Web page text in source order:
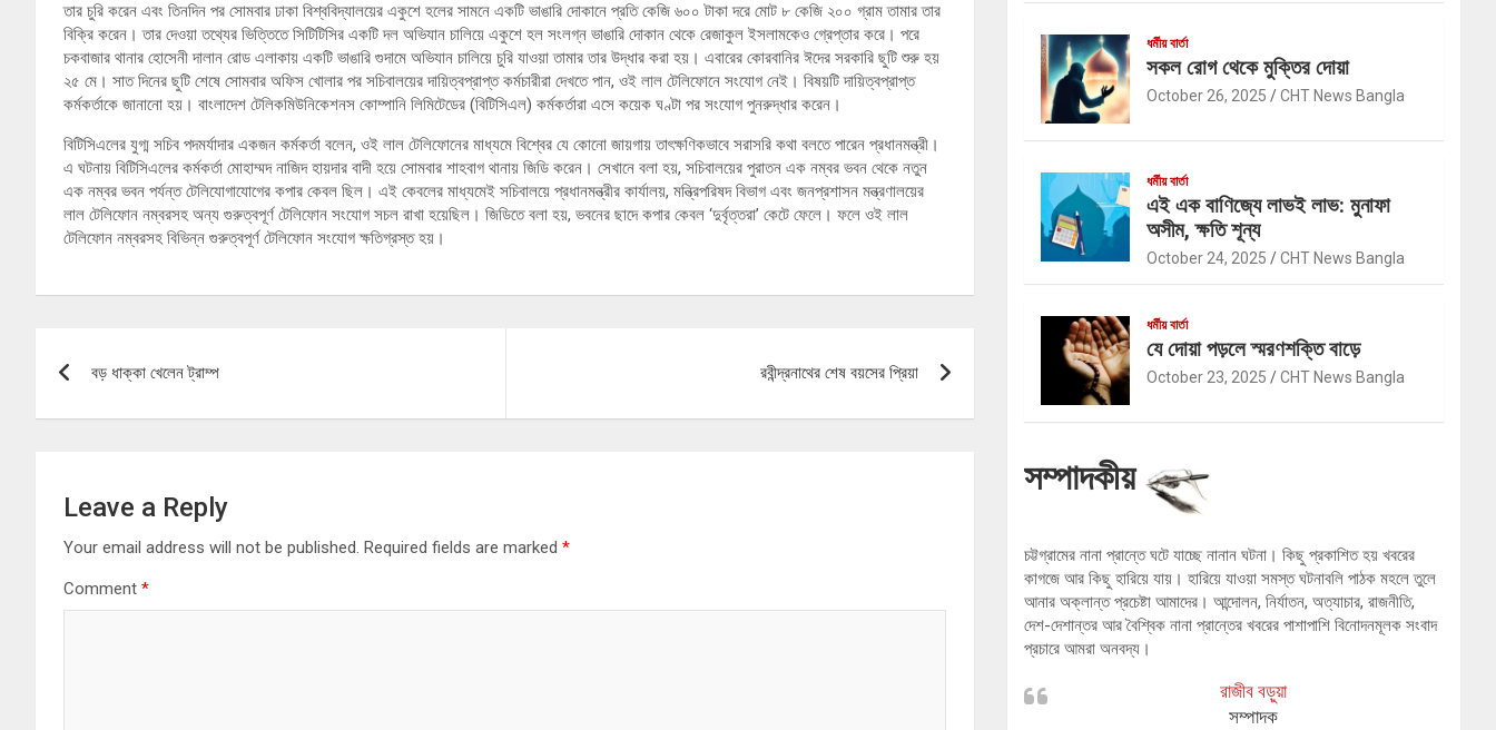
তার চুরি করেন এবং তিনদিন পর সোমবার ঢাকা বিশ্ববিদ্যালয়ের একুশে হলের সামনে একটি ভাঙারি দোকানে প্রতি কেজি ৬০০ টাকা দরে মোট ৮ কেজি ২০০ গ্রাম তামার তার
বিক্রি করেন। তার দেওয়া তথ্যের ভিত্তিতে সিটিটিসির একটি দল অভিযান চালিয়ে একুশে হল সংলগ্ন ভাঙারি দোকান থেকে রেজাকুল ইসলামকেও গ্রেপ্তার করে। পরে
চকবাজার থানার হোসেনী দালান রোড এলাকায় একটি ভাঙারি গুদামে অভিযান চালিয়ে চুরি যাওয়া তামার তার উদ্ধার করা হয়। এবারের কোরবানির ঈদের সরকারি ছুটি শুরু হয়
২৫ মে। সাত দিনের ছুটি শেষে সোমবার অফিস খোলার পর সচিবালয়ের দায়িত্বপ্রাপ্ত কর্মচারীরা দেখতে পান, ওই লাল টেলিফোনে সংযোগ নেই। বিষয়টি দায়িত্বপ্রাপ্ত
কর্মকর্তাকে জানানো হয়। বাংলাদেশ টেলিকমিউনিকেশনস কোম্পানি লিমিটেডের (বিটিসিএল) কর্মকর্তারা এসে কয়েক ঘণ্টা পর সংযোগ পুনরুদ্ধার করেন।
বিটিসিএলের যুগ্ম সচিব পদমর্যাদার একজন কর্মকর্তা বলেন, ওই লাল টেলিফোনের মাধ্যমে বিশ্বের যে কোনো জায়গায় তাৎক্ষণিকভাবে সরাসরি কথা বলতে পারেন প্রধানমন্ত্রী।
এ ঘটনায় বিটিসিএলের কর্মকর্তা মোহাম্মদ নাজিদ হায়দার বাদী হয়ে সোমবার শাহবাগ থানায় জিডি করেন। সেখানে বলা হয়, সচিবালয়ের পুরাতন এক নম্বর ভবন থেকে নতুন
এক নম্বর ভবন পর্যন্ত টেলিযোগাযোগের কপার কেবল ছিল। এই কেবলের মাধ্যমেই সচিবালয়ে প্রধানমন্ত্রীর কার্যালয়, মন্ত্রিপরিষদ বিভাগ এবং জনপ্রশাসন মন্ত্রণালয়ের
লাল টেলিফোন নম্বরসহ অন্য গুরুত্বপূর্ণ টেলিফোন সংযোগ সচল রাখা হয়েছিল। জিডিতে বলা হয়, ভবনের ছাদে কপার কেবল ‘দুর্বৃত্তরা’ কেটে ফেলে। ফলে ওই লাল
টেলিফোন নম্বরসহ বিভিন্ন গুরুত্বপূর্ণ টেলিফোন সংযোগ ক্ষতিগ্রস্ত হয়।
navigation
বড় ধাক্কা খেলেন ট্রাম্প রবীন্দ্রনাথের শেষ বয়সের প্রিয়া
Leave a Reply
Your email address will not be published. Required fields are marked *
Comment *
ধর্মীয় বার্তা
সকল রোগ থেকে মুক্তির দোয়া
October 26, 2025 CHT News Bangla
ধর্মীয় বার্তা
এই এক বাণিজ্যে লাভই লাভ: মুনাফা
অসীম, ক্ষতি শূন্য
October 24, 2025 CHT News Bangla
ধর্মীয় বার্তা
যে দোয়া পড়লে স্মরণশক্তি বাড়ে
October 23, 2025 CHT News Bangla
সম্পাদকীয়
চট্টগ্রামের নানা প্রান্তে ঘটে যাচ্ছে নানান ঘটনা। কিছু প্রকাশিত হয় খবরের
কাগজে আর কিছু হারিয়ে যায়। হারিয়ে যাওয়া সমস্ত ঘটনাবলি পাঠক মহলে তুলে
আনার অক্লান্ত প্রচেষ্টা আমাদের। আন্দোলন, নির্যাতন, অত্যাচার, রাজনীতি,
দেশ-দেশান্তর আর বৈশ্বিক নানা প্রান্তের খবরের পাশাপাশি বিনোদনমূলক সংবাদ
প্রচারে আমরা অনবদ্য।
রাজীব বড়ুয়া
সম্পাদক